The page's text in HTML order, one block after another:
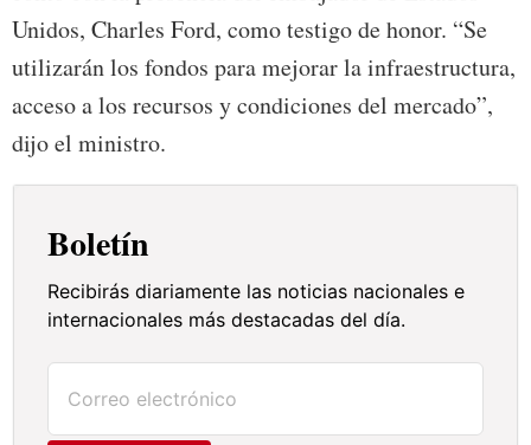
Unidos, Charles Ford, como testigo de honor. “Se
utilizarán los fondos para mejorar la infraestructura,
acceso a los recursos y condiciones del mercado”,
dijo el ministro.
Boletín
Recibirás diariamente las noticias nacionales e
internacionales más destacadas del día.